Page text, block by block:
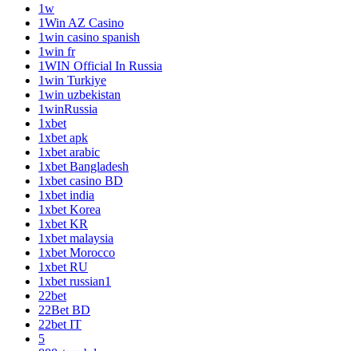
1w
1Win AZ Casino
1win casino spanish
1win fr
1WIN Official In Russia
1win Turkiye
1win uzbekistan
1winRussia
1xbet
1xbet apk
1xbet arabic
1xbet Bangladesh
1xbet casino BD
1xbet india
1xbet Korea
1xbet KR
1xbet malaysia
1xbet Morocco
1xbet RU
1xbet russian1
22bet
22Bet BD
22bet IT
5